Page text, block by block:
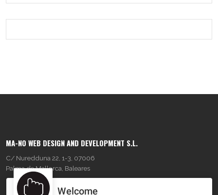
MA-NO WEB DESIGN AND DEVELOPMENT S.L.
C/ Nuredduna 22, 1-3, 07006
Palma de Mallorca, Baleares
Welcome